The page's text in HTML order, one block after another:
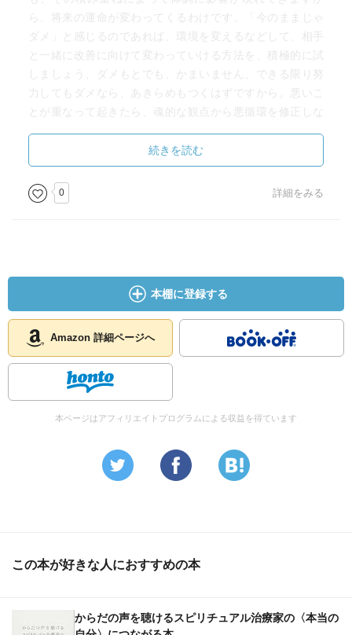
ら、将来の運命が変わってくるわけです。「今のままじゃ
ダメ」と感じるのであれば、環境を変えるなどして、相手
と一緒に改善に向けて変わっていける方法を、積極的に試
しましょう、ダメもとでも、かまいません、できる限り努
力してもダメなら、あきらめもつくはずですから。悪いこ
とが重なって起きたら、魂的な観点から悪循環を修正しな
来やるべきことを、やる、やめるべきことは、やめる、こ
れをポジティブに考えると、マイナスのサイクルの原因を
根こそぎ改善できるチャンスだということです。私は、直
感は必ず当たるものだと信じています、当たらない場合
は、その時点ではまだ発生していない問題が、将来的に発
生する可能性があるからなのです。人には試行錯誤は必要
ですから、間違いを恐るべきではないと思うのですが、そ
れでもやっぱり、間違っているなら早く気がつきたいし、
さっさと軌道修正したいですものね。「今やりたくない
や」と思うことは、ただちに今やるべきことなのです、や
り終えてしまえば、「そんなに大変でもなかった」「やっ
局面を迎えようと、人にできることは、ただひたすら未来
に向かって生きていくことだけです、その未来が数十年で
ことです。
続きを読む
0 詳細をみる
本棚に登録する
Amazon 詳細ページへ
本ページはアフィリエイトプログラムによる収益を得ています
この本が好きな人におすすめの本
からだの声を聴けるスピリチュアル治療家の〈本当の